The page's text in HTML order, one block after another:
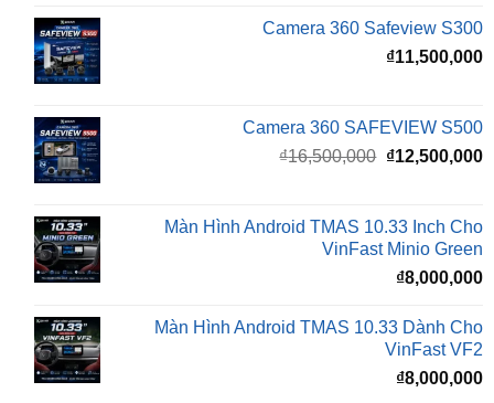
Camera 360 SAFEVIEW S500
gốc
₫16,500,000.
Màn Hình Android TMAS 10.33 Inch Cho
₫8,000,000
Màn Hình Android TMAS 10.33 Dành Cho
VinFast VF2
₫8,000,000
Màn hình Cluster Android TMAS T600 Dành